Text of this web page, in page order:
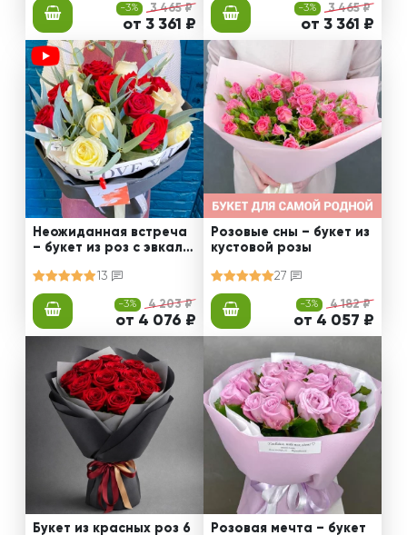
-3% 3 465 ₽
от 3 361 ₽
-3% 3 465 ₽
от 3 361 ₽
Неожиданная встреча
– букет из роз с эвкали
13
-3% 4 203 ₽
от 4 076 ₽
Розовые сны – букет из
кустовой розы
27
-3% 4 182 ₽
от 4 057 ₽
Букет из красных роз 6 Розовая мечта – букет